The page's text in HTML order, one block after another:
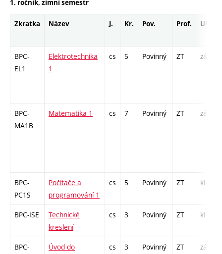
1. ročník, zimní semestr
Zkratka Název J. Kr. Pov. Prof. Uk.
BPC-
EL1
Elektrotechnika
1
cs 5 Povinný ZT zá,zk
BPC-
MA1B
Matematika 1 cs 7 Povinný ZT zá,zk
BPC-
PC1S
Počítače a
programování 1
cs 5 Povinný ZT kl
BPC-ISE
Technické
kreslení
cs 3 Povinný ZT kl
BPC-
Úvod do
cs 3 Povinný ZT zá,zk